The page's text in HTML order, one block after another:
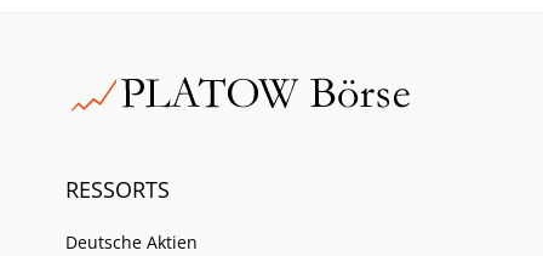
RESSORTS
Deutsche Aktien